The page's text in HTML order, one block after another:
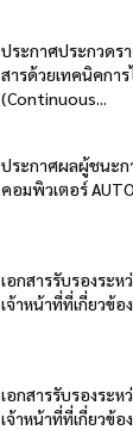
ประกาศประกวดร
สารด้วยเทคนิคกา
(Continuous...
ประกาศผลผู้ชนะก
คอมพิวเตอร์
เอกสารรับรองระห
เจ้าหน้าที่ที่เกี่ยวข้อ
เอกสารรับรองระห
เจ้าหน้าที่ที่เกี่ยวข้อ